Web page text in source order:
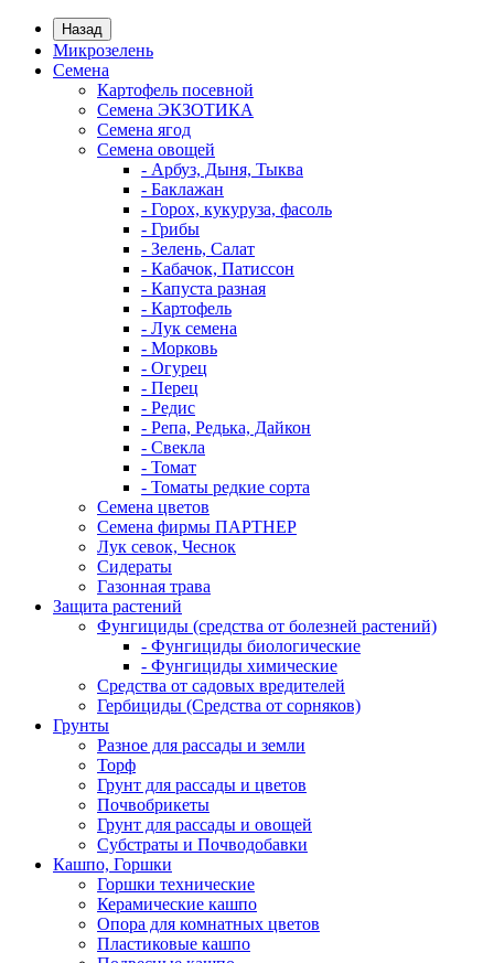
Назад
Микрозелень
Семена
Картофель посевной
Семена ЭКЗОТИКА
Семена ягод
Семена овощей
- Арбуз, Дыня, Тыква
- Баклажан
- Горох, кукуруза, фасоль
- Грибы
- Зелень, Салат
- Кабачок, Патиссон
- Капуста разная
- Картофель
- Лук семена
- Морковь
- Огурец
- Перец
- Редис
- Репа, Редька, Дайкон
- Свекла
- Томат
- Томаты редкие сорта
Семена цветов
Семена фирмы ПАРТНЕР
Лук севок, Чеснок
Сидераты
Газонная трава
Защита растений
Фунгициды (средства от болезней растений)
- Фунгициды биологические
- Фунгициды химические
Средства от садовых вредителей
Гербициды (Средства от сорняков)
Грунты
Разное для рассады и земли
Торф
Грунт для рассады и цветов
Почвобрикеты
Грунт для рассады и овощей
Субстраты и Почводобавки
Кашпо, Горшки
Горшки технические
Керамические кашпо
Опора для комнатных цветов
Пластиковые кашпо